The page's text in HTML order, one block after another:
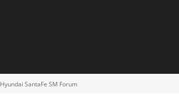
Hyundai SantaFe SM Forum